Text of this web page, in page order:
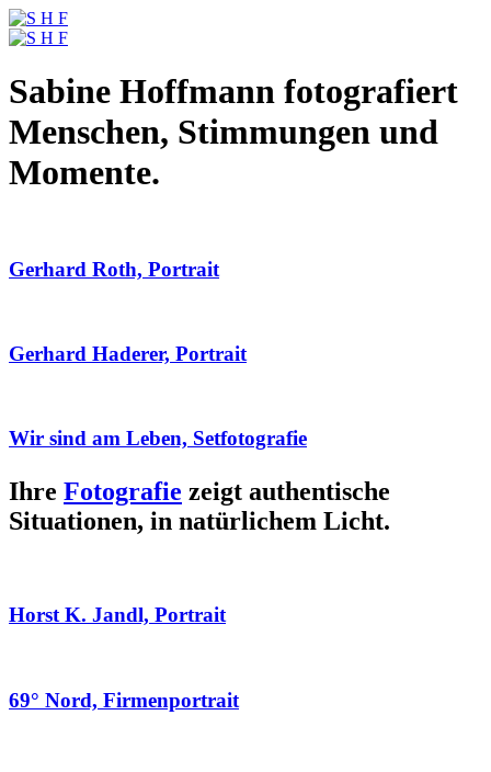
Sabine Hoffmann fotografiert
Menschen, Stimmungen und
Momente.
Gerhard Roth, Portrait
Gerhard Haderer, Portrait
Wir sind am Leben, Setfotografie
Ihre Fotografie zeigt authentische
Situationen, in natürlichem Licht.
Horst K. Jandl, Portrait
69° Nord, Firmenportrait